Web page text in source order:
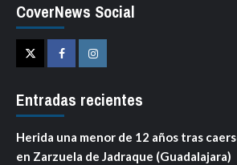
CoverNews Social
TwitterFacebookInstagram
Entradas recientes
Herida una menor de 12 años tras
en Zarzuela de Jadraque (Guadalajara)